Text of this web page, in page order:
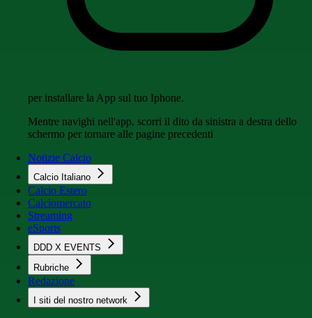
per installare la App sul tuo Iphone.
Mentre navighi nell'app, scorri il dito da sinistra a destra dello
schermo per tornare alle pagine precedenti
Notizie Calcio
Calcio Italiano
Calcio Estero
Calciomercato
Streaming
eSports
DDD X EVENTS
Rubriche
Redazione
I siti del nostro network